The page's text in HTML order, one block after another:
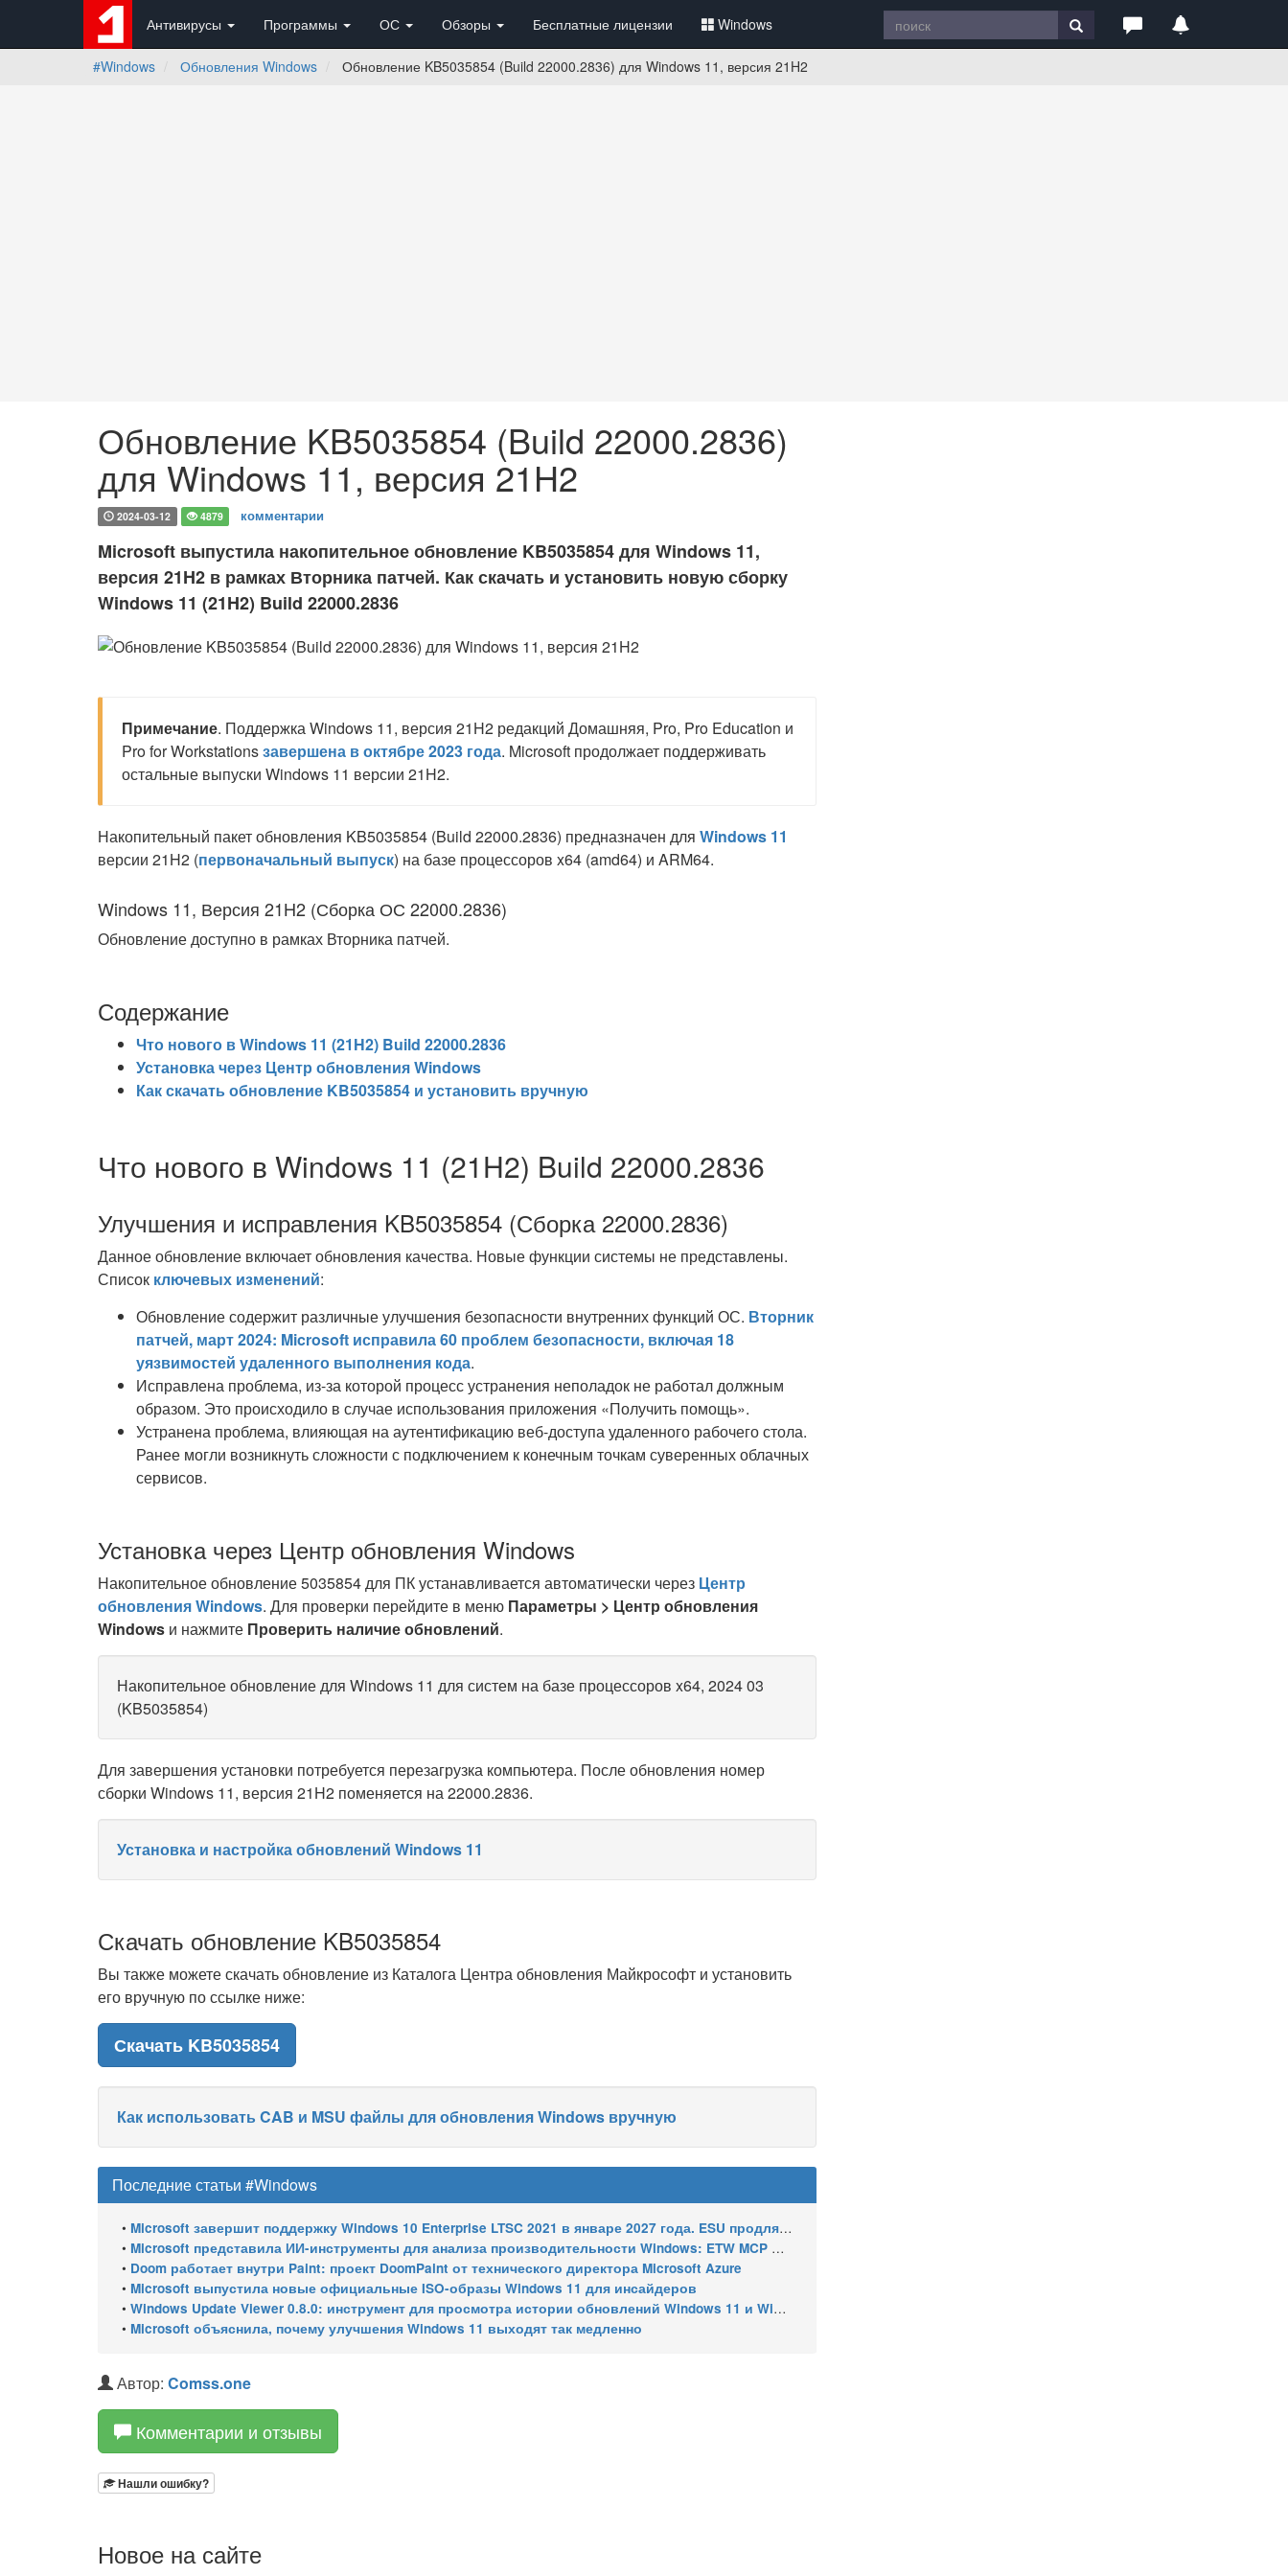
Антивирусы Программы ОС Обзоры Бесплатные лицензии Windows
#Windows Обновления Windows Обновление KB5035854 (Build 22000.2836) для Windows 11, версия 21H2
Обновление KB5035854 (Build 22000.2836)
для Windows 11, версия 21H2
2024-03-12 4879 комментарии
Microsoft выпустила накопительное обновление KB5035854 для Windows 11,
версия 21H2 в рамках Вторника патчей. Как скачать и установить новую сборку
Windows 11 (21H2) Build 22000.2836
Примечание. Поддержка Windows 11, версия 21H2 редакций Домашняя, Pro, Pro Education и
Pro for Workstationsзавершена в октябре 2023 года. Microsoft продолжает поддерживать
остальные выпуски Windows 11 версии 21H2.
Накопительный пакет обновления KB5035854 (Build 22000.2836) предназначен для Windows 11
версии 21H2 (первоначальный выпуск) на базе процессоров x64 (amd64) и ARM64.
Windows 11, Версия 21H2 (Сборка ОС 22000.2836)
Обновление доступно в рамках Вторника патчей.
Содержание
Что нового в Windows 11 (21H2) Build 22000.2836
Установка через Центр обновления Windows
Как скачать обновление KB5035854 и установить вручную
Что нового в Windows 11 (21H2) Build 22000.2836
Улучшения и исправления KB5035854 (Сборка 22000.2836)
Данное обновление включает обновления качества. Новые функции системы не представлены.
Список ключевых изменений:
Обновление содержит различные улучшения безопасности внутренних функций ОС. Вторник
патчей, март 2024: Microsoft исправила 60 проблем безопасности, включая 18
уязвимостей удаленного выполнения кода.
Исправлена проблема, из-за которой процесс устранения неполадок не работал должным
образом. Это происходило в случае использования приложения «Получить помощь».
Устранена проблема, влияющая на аутентификацию веб-доступа удаленного рабочего стола.
Ранее могли возникнуть сложности с подключением к конечным точкам суверенных облачных
сервисов.
Установка через Центр обновления Windows
Накопительное обновление 5035854 для ПК устанавливается автоматически через Центр
обновления Windows. Для проверки перейдите в меню Параметры > Центр обновления
Windows и нажмите Проверить наличие обновлений.
Накопительное обновление для Windows 11 для систем на базе процессоров x64, 2024 03
(KB5035854)
Для завершения установки потребуется перезагрузка компьютера. После обновления номер
сборки Windows 11, версия 21H2 поменяется на 22000.2836.
Установка и настройка обновлений Windows 11
Скачать обновление KB5035854
Вы также можете скачать обновление из Каталога Центра обновления Майкрософт и установить
его вручную по ссылке ниже:
Скачать KB5035854
Как использовать CAB и MSU файлы для обновления Windows вручную
Последние статьи #Windows
• Microsoft завершит поддержку Windows 10 Enterprise LTSC 2021 в январе 2027 года. ESU продлят обновления до января 2030 года
• Microsoft представила ИИ-инструменты для анализа производительности Windows: ETW MCP и WPA MCP
• Doom работает внутри Paint: проект DoomPaint от технического директора Microsoft Azure
• Microsoft выпустила новые официальные ISO-образы Windows 11 для инсайдеров
• Windows Update Viewer 0.8.0: инструмент для просмотра истории обновлений Windows 11 и Windows 10 получил улучшения
• Microsoft объяснила, почему улучшения Windows 11 выходят так медленно
Автор: Comss.one